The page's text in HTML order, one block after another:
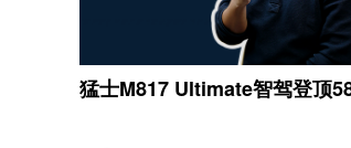
猛士M817 Ultimate智驾登顶